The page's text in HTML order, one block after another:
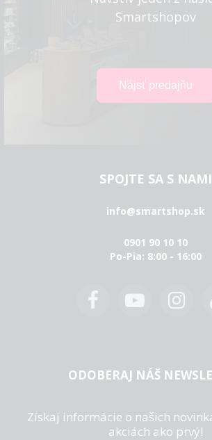
Smartshopov
SPOJTE SA S NAMI
info@smartshop.sk
0901 90 10 10
Po-Pia: 8:00 - 16:00
ODOBERAJ NÁŠ
Získaj informácie o našich
akciách ako prvý!